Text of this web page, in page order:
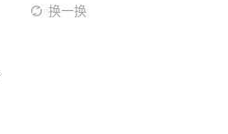
换一换